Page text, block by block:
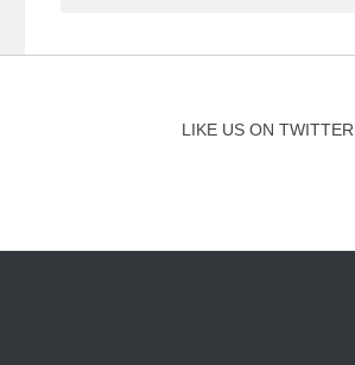
LIKE US ON TWITTER